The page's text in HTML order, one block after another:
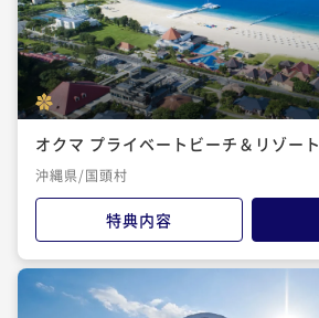
オクマ プライベートビーチ＆リゾート
沖縄県/国頭村
特典内容